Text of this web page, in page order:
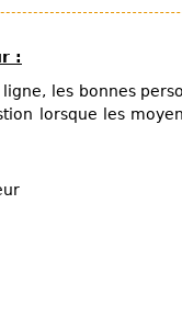
:
les bonnes
lorsque les